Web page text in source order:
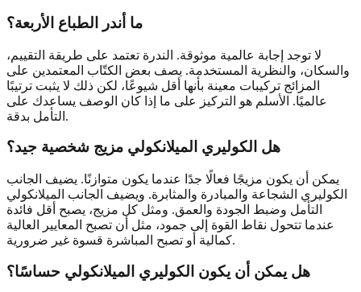
ما أندر الطباع الأربعة؟
لا توجد إجابة عالمية موثوقة. الندرة تعتمد على طريقة التقييم،
والسكان، والنظرية المستخدمة. يصف بعض الكتّاب المعتمدين على
المزائج تركيبات معينة بأنها أقل شيوعًا، لكن ذلك لا يثبت ترتيبًا
عالميًا. الأسلم هو التركيز على ما إذا كان الوصف يساعدك على
التأمل بدقة.
هل الكوليري الميلانكولي مزيج شخصية جيد؟
يمكن أن يكون مزيجًا فعالًا جدًا عندما يكون متوازنًا. يضيف الجانب
الكوليري الشجاعة والمبادرة والمثابرة. ويضيف الجانب الميلانكولي
التأمل وضبط الجودة والعمق. ومثل كل مزيج، يصبح أقل فائدة
عندما تتحول نقاط القوة إلى جمود، مثل أن تصبح المعايير العالية
كمالية أو تصبح المباشرة قسوة غير ضرورية.
هل يمكن أن يكون الكوليري الميلانكولي حساسًا؟